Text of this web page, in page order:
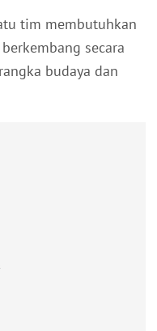
tim membutuhkan
secara
budaya dan